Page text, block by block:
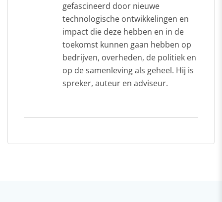
gefascineerd door nieuwe
technologische ontwikkelingen en
impact die deze hebben en in de
toekomst kunnen gaan hebben op
bedrijven, overheden, de politiek en
op de samenleving als geheel. Hij is
spreker, auteur en adviseur.